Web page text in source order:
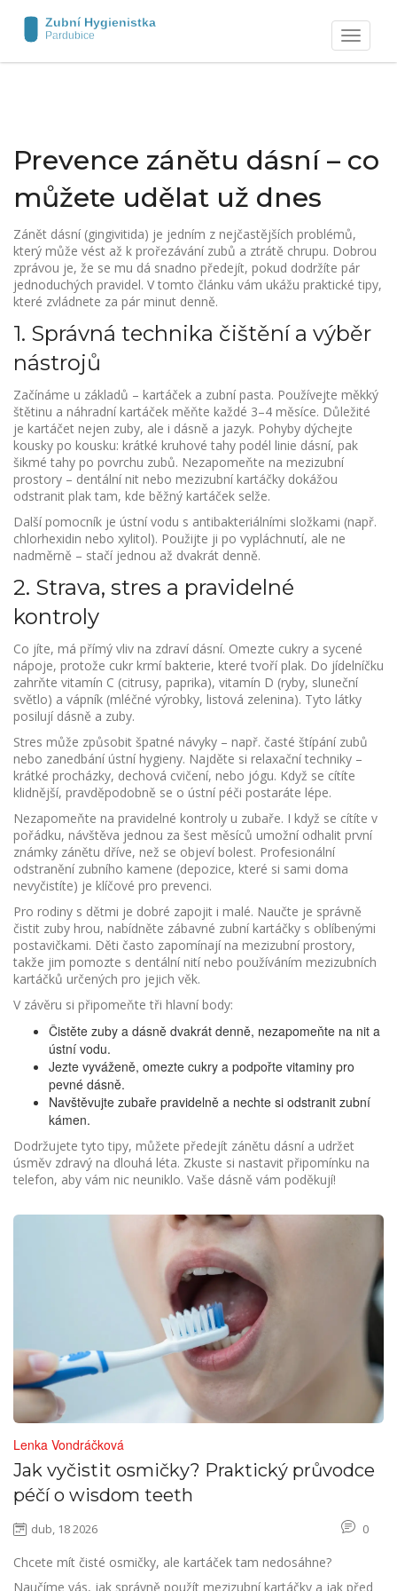
Zobrazit
navigaci
Prevence zánětu dásní – co
můžete udělat už dnes
Zánět dásní (gingivitida) je jedním z nejčastějších problémů,
který může vést až k prořezávání zubů a ztrátě chrupu. Dobrou
zprávou je, že se mu dá snadno předejít, pokud dodržíte pár
jednoduchých pravidel. V tomto článku vám ukážu praktické tipy,
které zvládnete za pár minut denně.
1. Správná technika čištění a výběr
nástrojů
Začínáme u základů – kartáček a zubní pasta. Používejte měkký
štětinu a náhradní kartáček měňte každé 3–4 měsíce. Důležité
je kartáčet nejen zuby, ale i dásně a jazyk. Pohyby dýchejte
kousky po kousku: krátké kruhové tahy podél linie dásní, pak
šikmé tahy po povrchu zubů. Nezapomeňte na mezizubní
prostory – dentální nit nebo mezizubní kartáčky dokážou
odstranit plak tam, kde běžný kartáček selže.
Další pomocník je ústní vodu s antibakteriálními složkami (např.
chlorhexidin nebo xylitol). Použijte ji po vypláchnutí, ale ne
nadměrně – stačí jednou až dvakrát denně.
2. Strava, stres a pravidelné
kontroly
Co jíte, má přímý vliv na zdraví dásní. Omezte cukry a sycené
nápoje, protože cukr krmí bakterie, které tvoří plak. Do jídelníčku
zahrňte vitamín C (citrusy, paprika), vitamín D (ryby, sluneční
světlo) a vápník (mléčné výrobky, listová zelenina). Tyto látky
posilují dásně a zuby.
Stres může způsobit špatné návyky – např. časté štípání zubů
nebo zanedbání ústní hygieny. Najděte si relaxační techniky –
krátké procházky, dechová cvičení, nebo jógu. Když se cítíte
klidnější, pravděpodobně se o ústní péči postaráte lépe.
Nezapomeňte na pravidelné kontroly u zubaře. I když se cítíte v
pořádku, návštěva jednou za šest měsíců umožní odhalit první
známky zánětu dříve, než se objeví bolest. Profesionální
odstranění zubního kamene (depozice, které si sami doma
nevyčistíte) je klíčové pro prevenci.
Pro rodiny s dětmi je dobré zapojit i malé. Naučte je správně
čistit zuby hrou, nabídněte zábavné zubní kartáčky s oblíbenými
postavičkami. Děti často zapomínají na mezizubní prostory,
takže jim pomozte s dentální nití nebo používáním mezizubních
kartáčků určených pro jejich věk.
V závěru si připomeňte tři hlavní body:
Čistěte zuby a dásně dvakrát denně, nezapomeňte na nit a
ústní vodu.
Jezte vyváženě, omezte cukry a podpořte vitaminy pro
pevné dásně.
Navštěvujte zubaře pravidelně a nechte si odstranit zubní
kámen.
Dodržujete tyto tipy, můžete předejít zánětu dásní a udržet
úsměv zdravý na dlouhá léta. Zkuste si nastavit připomínku na
telefon, aby vám nic neuniklo. Vaše dásně vám poděkují!
Lenka Vondráčková
Jak vyčistit osmičky? Praktický průvodce
péčí o wisdom teeth
dub, 18 2026 0
Chcete mít čisté osmičky, ale kartáček tam nedosáhne?
Naučíme vás, jak správně použít mezizubní kartáčky a jak před